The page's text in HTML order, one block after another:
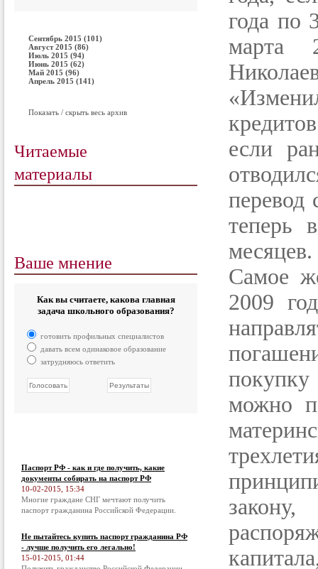
Сентябрь 2015 (101)
Август 2015 (86)
Июль 2015 (94)
Июнь 2015 (62)
Май 2015 (96)
Апрель 2015 (141)
Показать / скрыть весь архив
Читаемые
материалы
Ваше мнение
Как вы считаете, какова главная
задача школьного образования?
готовить профильных специалистов
давать всем одинаковое образование
затрудняюсь ответить
Паспорт РФ - как и где получить, какие
документы собирать на паспорт РФ
10-02-2015, 15:34
Многие граждане СНГ мечтают получить
паспорт гражданина Российской Федерации.
Не пытайтесь купить паспорт гражданина РФ
- лучше получить его легально!
15-01-2015, 01:44
года по
марта
если
перевод
теперь
месяцев.
Самое
2009
можно